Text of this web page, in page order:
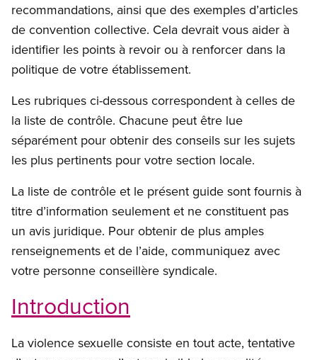
recommandations, ainsi que des exemples d’articles
de convention collective. Cela devrait vous aider à
identifier les points à revoir ou à renforcer dans la
politique de votre établissement.
Les rubriques ci-dessous correspondent à celles de
la liste de contrôle. Chacune peut être lue
séparément pour obtenir des conseils sur les sujets
les plus pertinents pour votre section locale.
La liste de contrôle et le présent guide sont fournis à
titre d’information seulement et ne constituent pas
un avis juridique. Pour obtenir de plus amples
renseignements et de l’aide, communiquez avec
votre personne conseillère syndicale.
Introduction
La violence sexuelle consiste en tout acte, tentative